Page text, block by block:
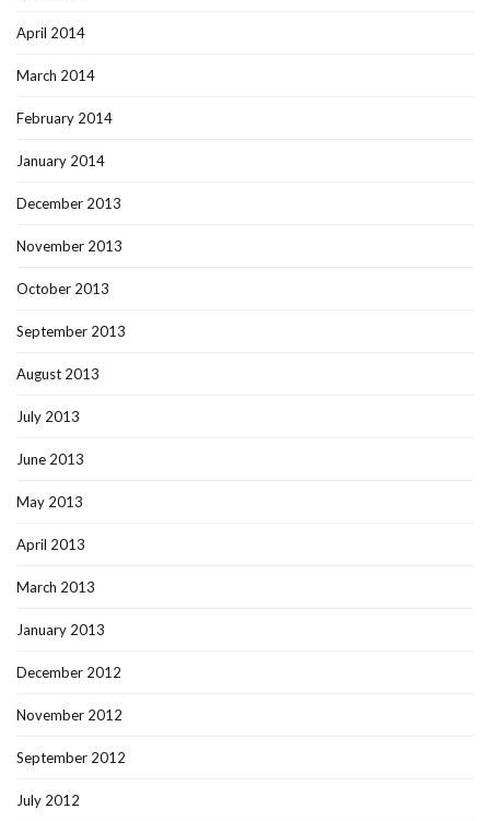
April 2014
March 2014
February 2014
January 2014
December 2013
November 2013
October 2013
September 2013
August 2013
July 2013
June 2013
May 2013
April 2013
March 2013
January 2013
December 2012
November 2012
September 2012
July 2012